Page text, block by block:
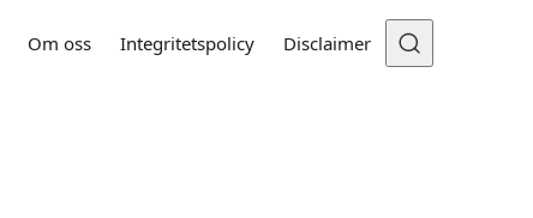
Om oss Integritetspolicy Disclaimer